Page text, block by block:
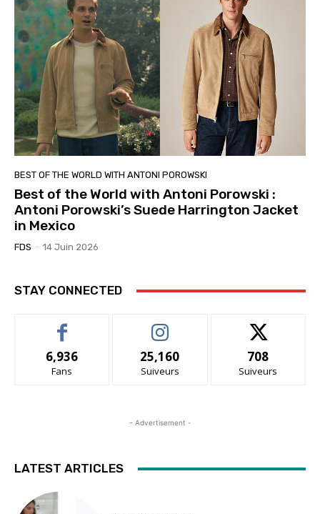
BEST OF THE WORLD WITH ANTONI POROWSKI
Best of the World with Antoni Porowski :
Antoni Porowski’s Suede Harrington Jacket
in Mexico
FDS - 14 Juin 2026
STAY CONNECTED
6,936
Fans
25,160
Suiveurs
708
Suiveurs
- Advertisement -
LATEST ARTICLES